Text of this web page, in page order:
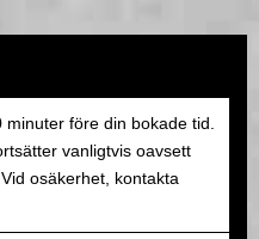
minuter före din bokade tid.
vanligtvis oavsett
osäkerhet, kontakta